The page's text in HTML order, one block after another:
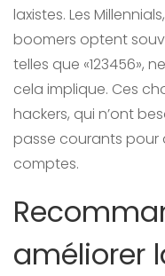
laxistes. Les
boomers optent
telles que «123456»,
cela implique. Ces
hackers, qui n’ont
passe courants
comptes.
améliorer